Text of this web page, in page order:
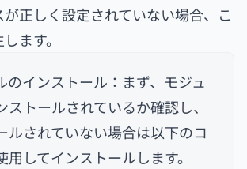
正しく設定されていない場合、こ
ます。
のインストール：まず、モジュ
ストールされているか確認し、
ルされていない場合は以下のコ
用してインストールします。